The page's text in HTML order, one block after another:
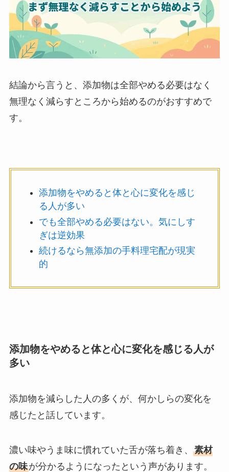
結論から言うと、添加物は全部やめる必要はなく
無理なく減らすところから始めるのがおすすめで
す。
添加物をやめると体と心に変化を感じ
る人が多い
でも全部やめる必要はない。気にしす
ぎは逆効果
続けるなら無添加の手料理宅配が現実
的
添加物をやめると体と心に変化を感じる人が
多い
添加物を減らした人の多くが、何かしらの変化を
感じたと話しています。
濃い味やうま味に慣れていた舌が落ち着き、 素材
の味が分かるようになったという声があります。